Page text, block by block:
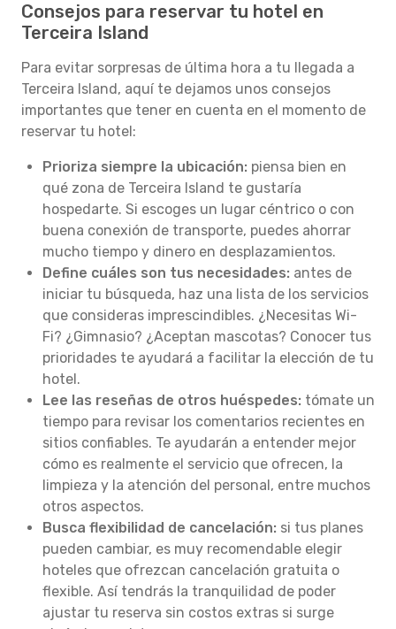
Consejos para reservar tu hotel en
Terceira Island
Para evitar sorpresas de última hora a tu llegada a
Terceira Island, aquí te dejamos unos consejos
importantes que tener en cuenta en el momento de
reservar tu hotel:
Prioriza siempre la ubicación: piensa bien en
qué zona de Terceira Island te gustaría
hospedarte. Si escoges un lugar céntrico o con
buena conexión de transporte, puedes ahorrar
mucho tiempo y dinero en desplazamientos.
Define cuáles son tus necesidades: antes de
iniciar tu búsqueda, haz una lista de los servicios
que consideras imprescindibles. ¿Necesitas Wi-
Fi? ¿Gimnasio? ¿Aceptan mascotas? Conocer tus
prioridades te ayudará a facilitar la elección de tu
hotel.
Lee las reseñas de otros huéspedes: tómate un
tiempo para revisar los comentarios recientes en
sitios confiables. Te ayudarán a entender mejor
cómo es realmente el servicio que ofrecen, la
limpieza y la atención del personal, entre muchos
otros aspectos.
Busca flexibilidad de cancelación: si tus planes
pueden cambiar, es muy recomendable elegir
hoteles que ofrezcan cancelación gratuita o
flexible. Así tendrás la tranquilidad de poder
ajustar tu reserva sin costos extras si surge